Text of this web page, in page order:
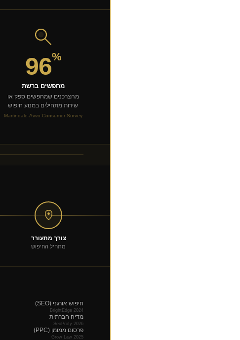
96%
מחפשים ברשת
מהצרכנים שמחפשים ספק או
שירות מתחילים במנוע חיפוש
Martindale-Avvo Consumer Survey
צורך מתעורר
מתחיל החיפוש
חיפוש אורגני (SEO)
BrightEdge 2024
מדיה חברתית
SeoProfy 2026
פרסום ממומן (PPC)
Grow Law 2025